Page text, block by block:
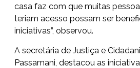
casa faz com que muitas
teriam acesso possam ser
iniciativas”, observou.
A secretária de Justiça e
Passamani, destacou as